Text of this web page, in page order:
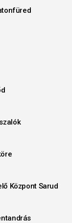
Központ Sarud